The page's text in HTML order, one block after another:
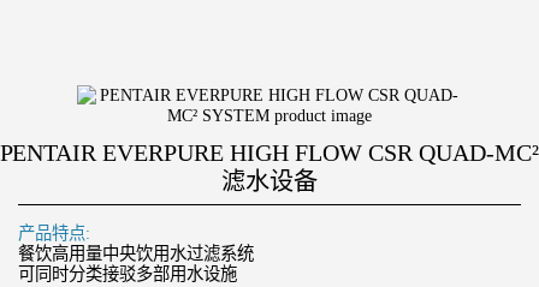
PENTAIR EVERPURE HIGH FLOW CSR QUAD-MC²
滤水设备
产品特点:
餐饮高用量中央饮用水过滤系统
可同时分类接驳多部用水设施